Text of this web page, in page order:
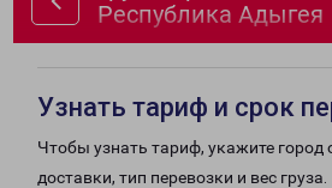
Республика Адыгея
Узнать тариф и срок
Чтобы узнать тариф, укажите город
доставки, тип перевозки и вес груза.